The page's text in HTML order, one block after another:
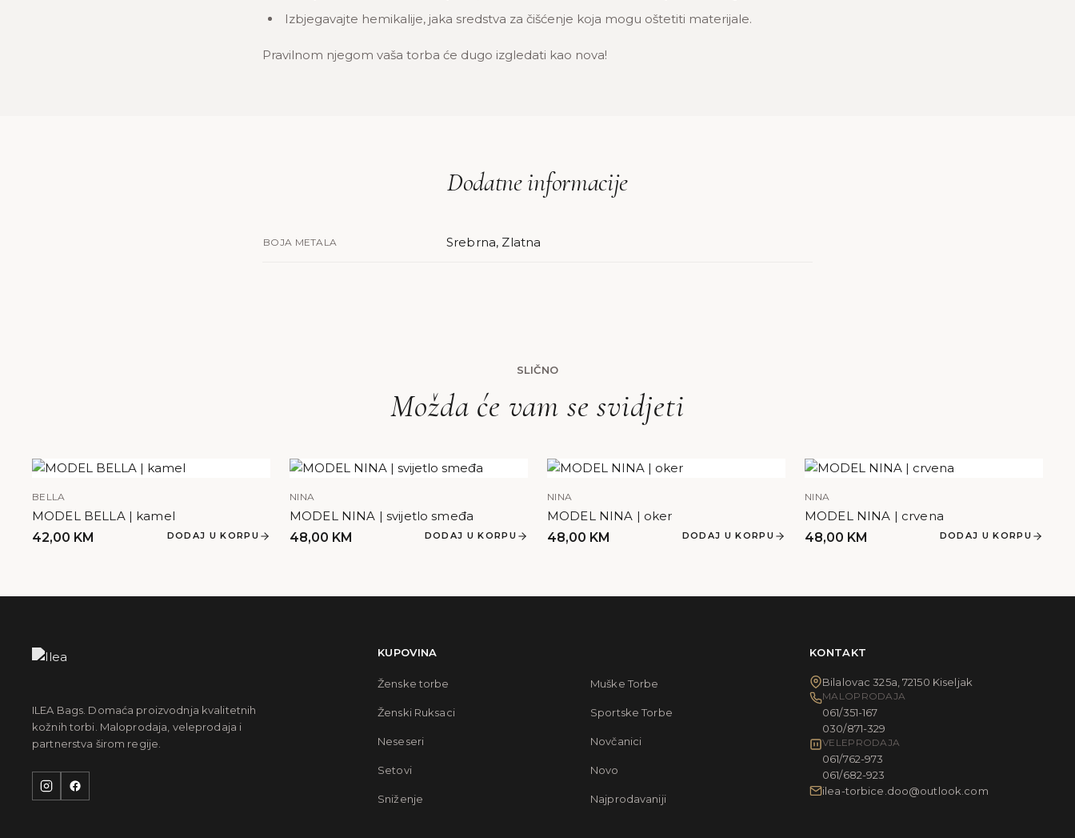
Izbjegavajte hemikalije, jaka sredstva za čišćenje koja mogu oštetiti materijale.
Pravilnom njegom vaša torba će dugo izgledati kao nova!
Dodatne informacije
BOJA METALA Srebrna, Zlatna
SLIČNO
Možda će vam se svidjeti
BELLA
MODEL BELLA | kamel
42,00 KM DODAJ U KORPU
NINA
MODEL NINA | svijetlo smeđa
48,00 KM DODAJ U KORPU
NINA
MODEL NINA | oker
48,00 KM DODAJ U KORPU
NINA
MODEL NINA | crvena
48,00 KM DODAJ U KORPU
ILEA Bags. Domaća proizvodnja kvalitetnih
kožnih torbi. Maloprodaja, veleprodaja i
partnerstva širom regije.
KUPOVINA
Ženske torbe Muške Torbe
Ženski Ruksaci Sportske Torbe
Neseseri Novčanici
Setovi Novo
Sniženje Najprodavaniji
KONTAKT
Bilalovac 325a, 72150 Kiseljak
MALOPRODAJA
061/351-167
030/871-329
VELEPRODAJA
061/762-973
061/682-923
ilea-torbice.doo@outlook.com